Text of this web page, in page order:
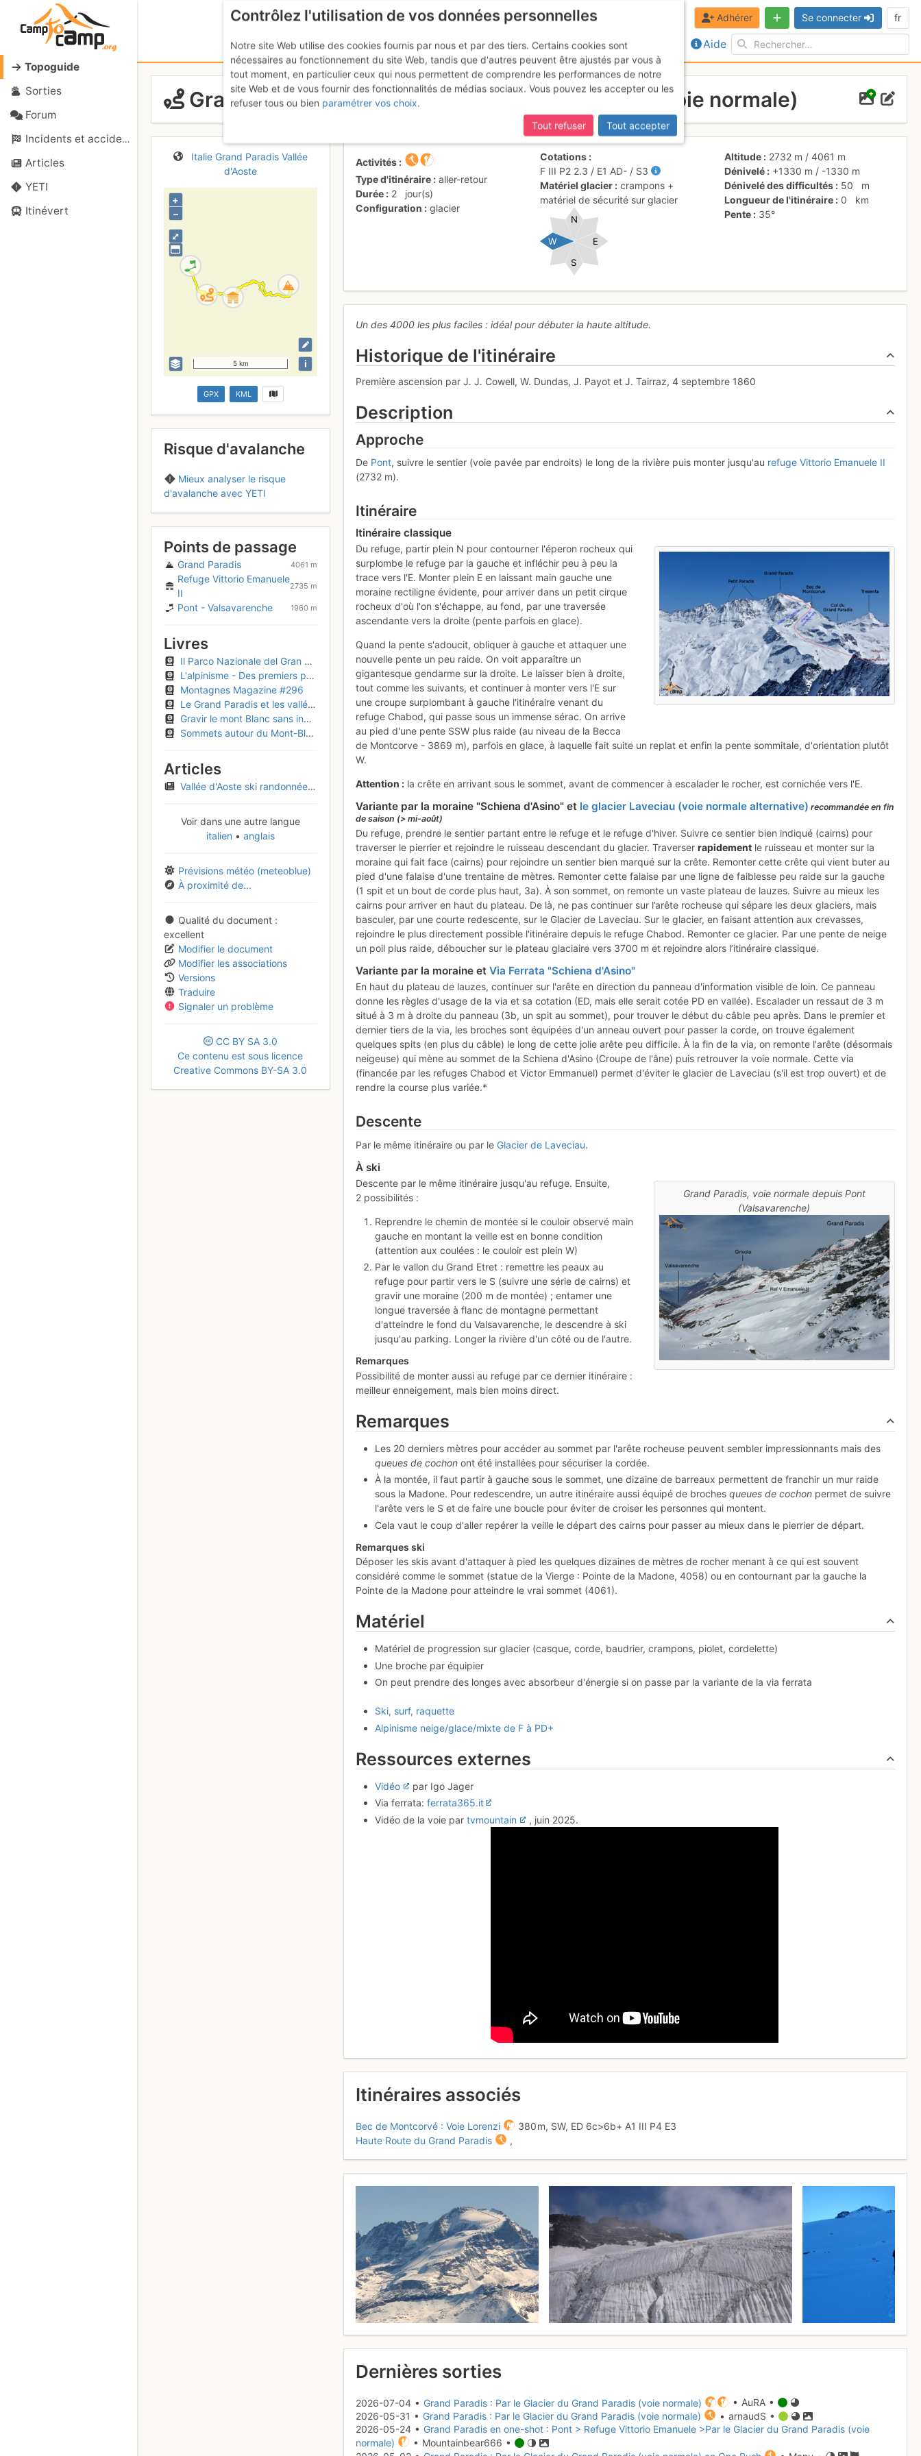
Topoguide
Sorties
Forum
Incidents et accidents
Articles
YETI
Itinévert
Aide
Adhérer Se connecter fr
Grand Paradis : Par le Glacier du Grand Paradis (voie normale)
Italie Grand Paradis Vallée
d'Aoste
⤢
+
–
5 km i
GPX KML
Risque d'avalanche
Mieux analyser le risque
d'avalanche avec YETI
Points de passage
Grand Paradis 4061 m
Refuge Vittorio Emanuele
II
2735 m
Pont - Valsavarenche 1960 m
Livres
Il Parco Nazionale del Gran Paradiso (Guide IGC 3, vol 2)
L'alpinisme - Des premiers pas aux grandes ascensions
Montagnes Magazine #296
Le Grand Paradis et les vallées du Lanzo - Les 100 plus belles courses et randonnées
Gravir le mont Blanc sans inquiéter ses parents
Sommets autour du Mont-Blanc
Articles
Vallée d'Aoste ski randonnée Valsavarenche
Voir dans une autre langue
italien
anglais
Prévisions météo (meteoblue)
À proximité de...
Qualité du document
excellent
Modifier le document
Modifier les associations
Versions
Traduire
Signaler un problème
CC BY SA 3.0
Ce contenu est sous licence
Creative Commons BY-SA 3.0
Activités
Type d'itinéraire
aller-retour
Durée
2
jour(s)
Configuration
glacier
Cotations
F III P2 2.3 / E1 AD- / S3
Matériel glacier
crampons +
matériel de sécurité sur glacier
E
W
S
N
Altitude 2732 m / 4061 m
Dénivelé
+1330 m / -1330 m
Dénivelé des difficultés
50
m
Longueur de l'itinéraire
0
km
Pente
35°
Un des 4000 les plus faciles : idéal pour débuter la haute altitude.
Historique de l'itinéraire
Première ascension par J. J. Cowell, W. Dundas, J. Payot et J. Tairraz, 4 septembre 1860
Description
Approche
De Pont, suivre le sentier (voie pavée par endroits) le long de la rivière puis monter jusqu'au refuge Vittorio Emanuele II
(2732 m).
Itinéraire
Itinéraire classique
Du refuge, partir plein N pour contourner l'éperon rocheux qui
surplombe le refuge par la gauche et infléchir peu à peu la
trace vers l'E. Monter plein E en laissant main gauche une
moraine rectiligne évidente, pour arriver dans un petit cirque
rocheux d'où l'on s'échappe, au fond, par une traversée
ascendante vers la droite (pente parfois en glace).
Quand la pente s'adoucit, obliquer à gauche et attaquer une
nouvelle pente un peu raide. On voit apparaître un
gigantesque gendarme sur la droite. Le laisser bien à droite,
tout comme les suivants, et continuer à monter vers l'E sur
une croupe surplombant à gauche l'itinéraire venant du
refuge Chabod, qui passe sous un immense sérac. On arrive
au pied d'une pente SSW plus raide (au niveau de la Becca
de Montcorve - 3869 m), parfois en glace, à laquelle fait suite un replat et enfin la pente sommitale, d'orientation plutôt
W.
Attention : la crête en arrivant sous le sommet, avant de commencer à escalader le rocher, est cornichée vers l'E.
Variante par la moraine "Schiena d'Asino" et le glacier Laveciau (voie normale alternative) recommandée en fin
de saison (> mi-août)
Du refuge, prendre le sentier partant entre le refuge et le refuge d'hiver. Suivre ce sentier bien indiqué (cairns) pour
traverser le pierrier et rejoindre le ruisseau descendant du glacier. Traverserrapidement le ruisseau et monter sur la
moraine qui fait face (cairns) pour rejoindre un sentier bien marqué sur la crête. Remonter cette crête qui vient buter au
pied d'une falaise d'une trentaine de mètres. Remonter cette falaise par une ligne de faiblesse peu raide sur la gauche
(1 spit et un bout de corde plus haut, 3a). À son sommet, on remonte un vaste plateau de lauzes. Suivre au mieux les
cairns pour arriver en haut du plateau. De là, ne pas continuer sur l’arête rocheuse qui sépare les deux glaciers, mais
basculer, par une courte redescente, sur le Glacier de Laveciau. Sur le glacier, en faisant attention aux crevasses,
rejoindre le plus directement possible l'itinéraire depuis le refuge Chabod. Remonter ce glacier. Par une pente de neige
un poil plus raide, déboucher sur le plateau glaciaire vers 3700 m et rejoindre alors l’itinéraire classique.
Variante par la moraine etVia Ferrata "Schiena d'Asino"
En haut du plateau de lauzes, continuer sur l'arête en direction du panneau d'information visible de loin. Ce panneau
donne les règles d'usage de la via et sa cotation (ED, mais elle serait cotée PD en vallée). Escalader un ressaut de 3 m
situé à 3 m à droite du panneau (3b, un spit au sommet), pour trouver le début du câble peu après. Dans le premier et
dernier tiers de la via, les broches sont équipées d'un anneau ouvert pour passer la corde, on trouve également
quelques spits (en plus du câble) le long de cette jolie arête peu difficile. À la fin de la via, on remonte l'arête (désormais
neigeuse) qui mène au sommet de la Schiena d'Asino (Croupe de l'âne) puis retrouver la voie normale. Cette via
(financée par les refuges Chabod et Victor Emmanuel) permet d'éviter le glacier de Laveciau (s'il est trop ouvert) et de
rendre la course plus variée.*
Descente
Par le même itinéraire ou par le Glacier de Laveciau.
Grand Paradis, voie normale depuis Pont
(Valsavarenche)
À ski
Descente par le même itinéraire jusqu'au refuge. Ensuite,
2 possibilités :
Reprendre le chemin de montée si le couloir observé main
gauche en montant la veille est en bonne condition
(attention aux coulées : le couloir est plein W)
Par le vallon du Grand Etret : remettre les peaux au
refuge pour partir vers le S (suivre une série de cairns) et
gravir une moraine (200 m de montée) ; entamer une
longue traversée à flanc de montagne permettant
d'atteindre le fond du Valsavarenche, le descendre à ski
jusqu'au parking. Longer la rivière d'un côté ou de l'autre.
Remarques
Possibilité de monter aussi au refuge par ce dernier itinéraire :
meilleur enneigement, mais bien moins direct.
Remarques
Les 20 derniers mètres pour accéder au sommet par l'arête rocheuse peuvent sembler impressionnants mais des
queues de cochon ont été installées pour sécuriser la cordée.
À la montée, il faut partir à gauche sous le sommet, une dizaine de barreaux permettent de franchir un mur raide
sous la Madone. Pour redescendre, un autre itinéraire aussi équipé de brochesqueues de cochon permet de suivre
l'arête vers le S et de faire une boucle pour éviter de croiser les personnes qui montent.
Cela vaut le coup d'aller repérer la veille le départ des cairns pour passer au mieux dans le pierrier de départ.
Remarques ski
Déposer les skis avant d'attaquer à pied les quelques dizaines de mètres de rocher menant à ce qui est souvent
considéré comme le sommet (statue de la Vierge : Pointe de la Madone, 4058) ou en contournant par la gauche la
Pointe de la Madone pour atteindre le vrai sommet (4061).
Matériel
Matériel de progression sur glacier (casque, corde, baudrier, crampons, piolet, cordelette)
Une broche par équipier
On peut prendre des longes avec absorbeur d'énergie si on passe par la variante de la via ferrata
Ski, surf, raquette
Alpinisme neige/glace/mixte de F à PD+
Ressources externes
Vidéo
par Igo Jager
Via ferrata:ferrata365.it
Vidéo de la voie partvmountain , juin 2025.
Itinéraires associés
Bec de Montcorvé : Voie Lorenzi 380 m, SW, ED 6c>6b+ A1 III P4 E3
Haute Route du Grand Paradis
,
Dernières sorties
2026-07-04 • Grand Paradis : Par le Glacier du Grand Paradis (voie normale)
• AuRA •
2026-05-31 • Grand Paradis : Par le Glacier du Grand Paradis (voie normale)
• arnaudS •
2026-05-24 • Grand Paradis en one-shot : Pont > Refuge Vittorio Emanuele >Par le Glacier du Grand Paradis (voie
normale)
• Mountainbear666 •
Contrôlez l'utilisation de vos données personnelles
Notre site Web utilise des cookies fournis par nous et par des tiers. Certains cookies sont
nécessaires au fonctionnement du site Web, tandis que d'autres peuvent être ajustés par vous à
tout moment, en particulier ceux qui nous permettent de comprendre les performances de notre
site Web et de vous fournir des fonctionnalités de médias sociaux. Vous pouvez les accepter ou les
refuser tous ou bien paramétrer vos choix.
Tout refuser
Tout accepter